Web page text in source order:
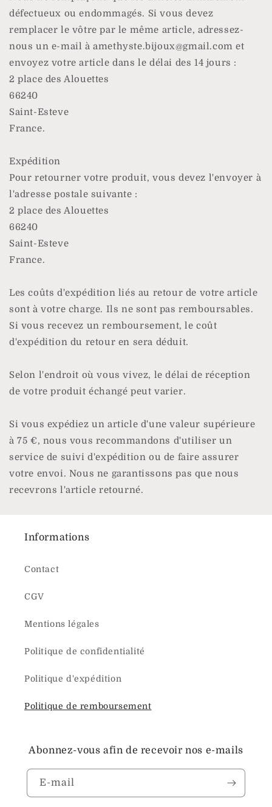
défectueux ou endommagés. Si vous devez
remplacer le vôtre par le même article, adressez-
nous un e-mail à amethyste.bijoux@gmail.com et
envoyez votre article dans le délai des 14 jours :
2 place des Alouettes
66240
Saint-Esteve
France.
Expédition
Pour retourner votre produit, vous devez l'envoyer à
l'adresse postale suivante :
2 place des Alouettes
66240
Saint-Esteve
France.
Les coûts d'expédition liés au retour de votre article
sont à votre charge. Ils ne sont pas remboursables.
Si vous recevez un remboursement, le coût
d'expédition du retour en sera déduit.
Selon l'endroit où vous vivez, le délai de réception
de votre produit échangé peut varier.
Si vous expédiez un article d'une valeur supérieure
à 75 €, nous vous recommandons d'utiliser un
service de suivi d'expédition ou de faire assurer
votre envoi. Nous ne garantissons pas que nous
recevrons l'article retourné.
Informations
Contact
CGV
Mentions légales
Politique de confidentialité
Politique d'expédition
Politique de remboursement
Abonnez-vous afin de recevoir nos e-mails
E-mail